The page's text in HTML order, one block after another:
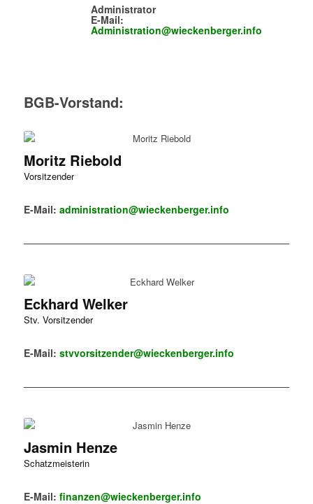
Administrator
E-Mail:
Administration@wieckenberger.info
BGB-Vorstand:
Moritz Riebold
Vorsitzender
E-Mail: administration@wieckenberger.info
Eckhard Welker
Stv. Vorsitzender
E-Mail: stvvorsitzender@wieckenberger.info
Jasmin Henze
Schatzmeisterin
E-Mail: finanzen@wieckenberger.info